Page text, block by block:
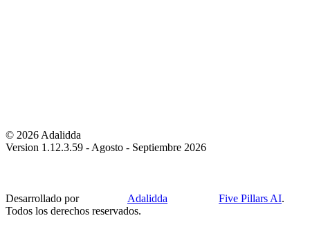
© 2026 Adalidda
Version 1.12.3.59 - Agosto - Septiembre 2026
Desarrollado por Adalidda Five Pillars AI.
Todos los derechos reservados.